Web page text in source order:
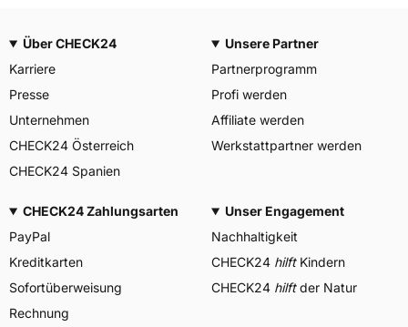
Über CHECK24
Karriere
Presse
Unternehmen
CHECK24 Österreich
CHECK24 Spanien
Unsere Partner
Partnerprogramm
Profi werden
Affiliate werden
Werkstattpartner werden
CHECK24 Zahlungsarten
PayPal
Kreditkarten
Sofortüberweisung
Rechnung
Unser Engagement
Nachhaltigkeit
CHECK24 hilftKindern
CHECK24 hilftder Natur